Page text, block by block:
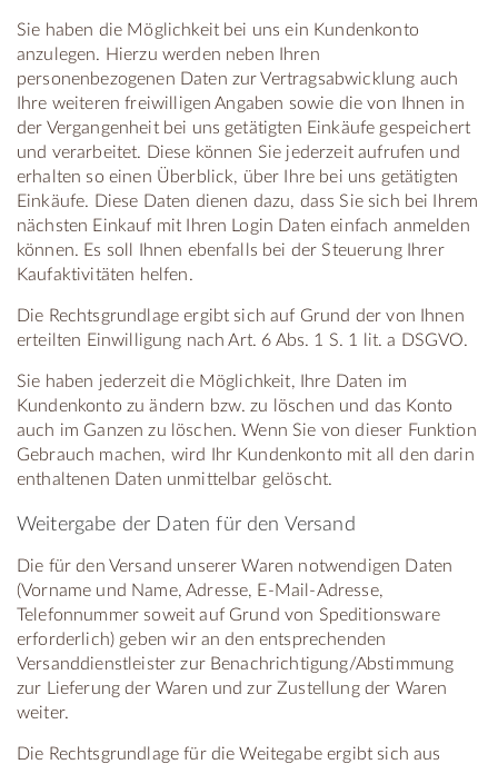
Sie haben die Möglichkeit bei uns ein Kundenkonto
anzulegen. Hierzu werden neben Ihren
personenbezogenen Daten zur Vertragsabwicklung auch
Ihre weiteren freiwilligen Angaben sowie die von Ihnen in
der Vergangenheit bei uns getätigten Einkäufe gespeichert
und verarbeitet. Diese können Sie jederzeit aufrufen und
erhalten so einen Überblick, über Ihre bei uns getätigten
Einkäufe. Diese Daten dienen dazu, dass Sie sich bei Ihrem
nächsten Einkauf mit Ihren Login Daten einfach anmelden
können. Es soll Ihnen ebenfalls bei der Steuerung Ihrer
Kaufaktivitäten helfen.
Die Rechtsgrundlage ergibt sich auf Grund der von Ihnen
erteilten Einwilligung nach Art. 6 Abs. 1 S. 1 lit. a DSGVO.
Sie haben jederzeit die Möglichkeit, Ihre Daten im
Kundenkonto zu ändern bzw. zu löschen und das Konto
auch im Ganzen zu löschen. Wenn Sie von dieser Funktion
Gebrauch machen, wird Ihr Kundenkonto mit all den darin
enthaltenen Daten unmittelbar gelöscht.
Weitergabe der Daten für den Versand
Die für den Versand unserer Waren notwendigen Daten
(Vorname und Name, Adresse, E-Mail-Adresse,
Telefonnummer soweit auf Grund von Speditionsware
erforderlich) geben wir an den entsprechenden
Versanddienstleister zur Benachrichtigung/Abstimmung
zur Lieferung der Waren und zur Zustellung der Waren
weiter.
Die Rechtsgrundlage für die Weitegabe ergibt sich aus